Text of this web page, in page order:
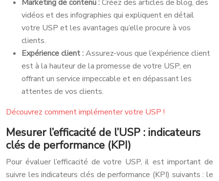
Marketing de contenu :Créez des articles de blog, des
vidéos et des infographies qui expliquent en détail
votre USP et les avantages qu’elle procure à vos
clients.
Expérience client :Assurez-vous que l’expérience client
est à la hauteur de la promesse de votre USP, en
offrant un service impeccable et en dépassant les
attentes de vos clients.
Découvrez comment implémenter votre USP !
Mesurer l’efficacité de l’USP : indicateurs
clés de performance (KPI)
Pour évaluer l’efficacité de votre USP, il est important de
suivre les indicateurs clés de performance (KPI) suivants : le